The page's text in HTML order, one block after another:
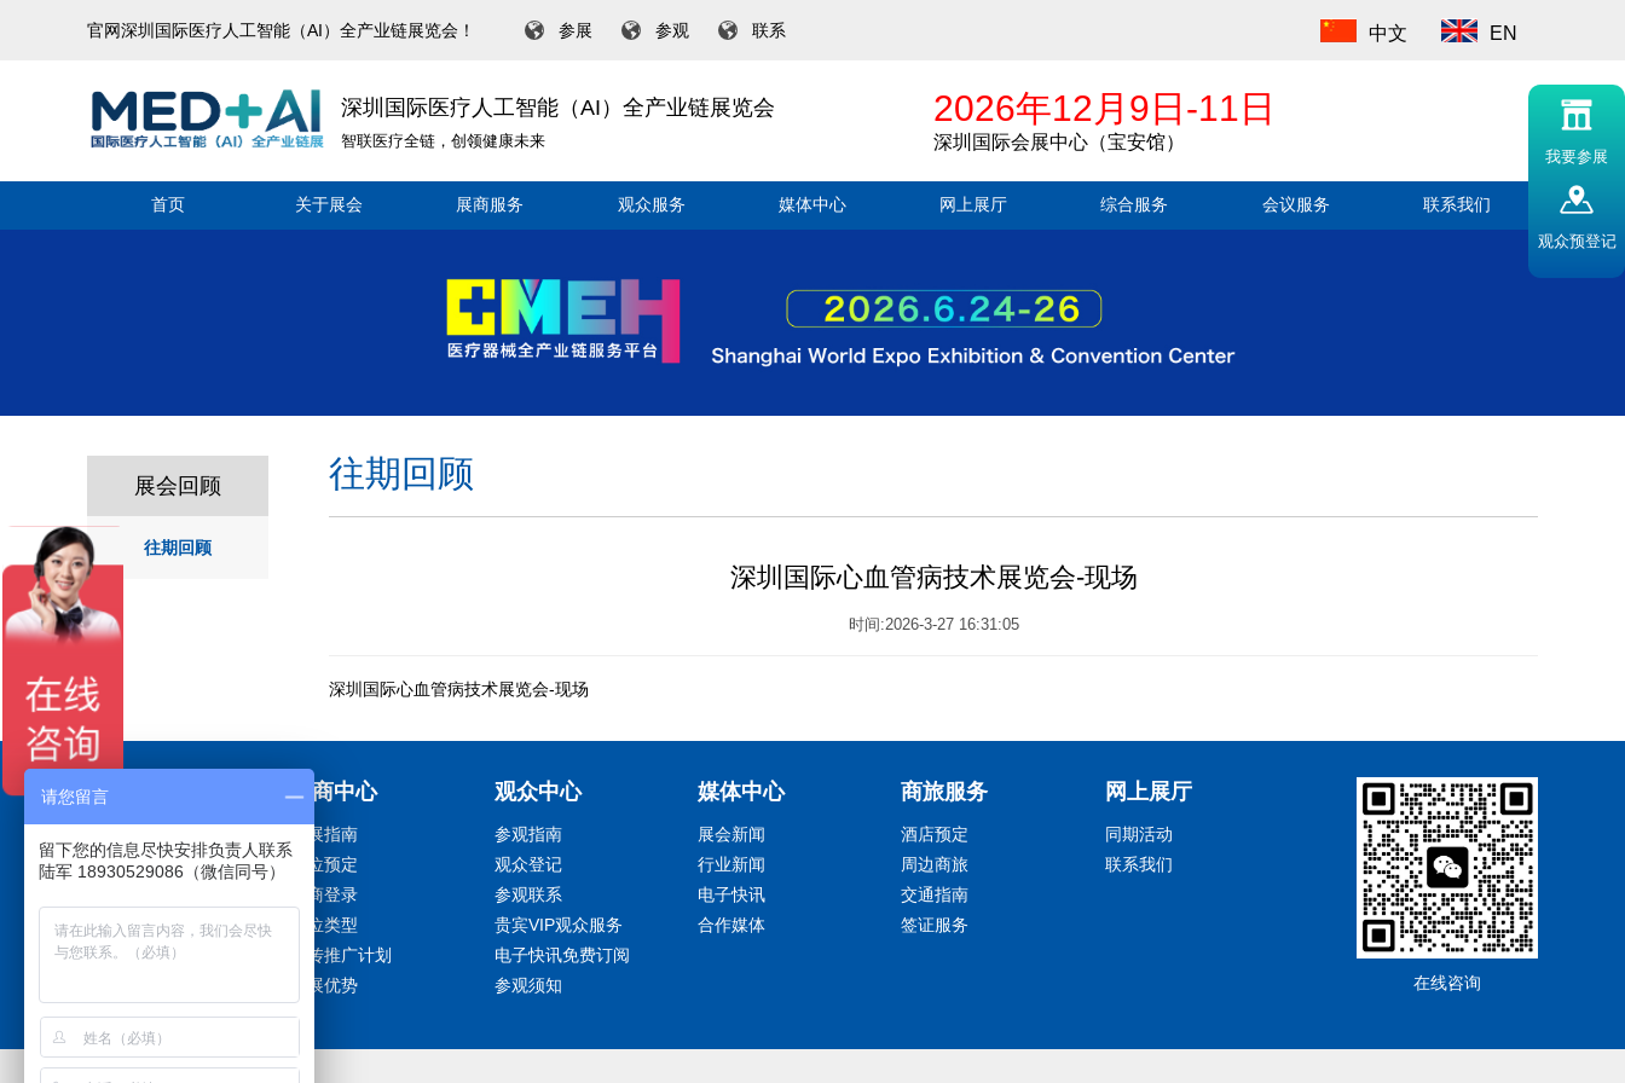
官网深圳国际医疗人工智能（AI）全产业链展览会！ 参展 参观 联系 中文 EN
深圳国际医疗人工智能（AI）全产业链展览会
智联医疗全链，创领健康未来
2026年12月9日-11日
深圳国际会展中心（宝安馆）
首页 关于展会 展商服务 观众服务 媒体中心 网上展厅 综合服务 会议服务 联系我们
展会回顾
往期回顾
往期回顾
深圳国际心血管病技术展览会-现场
时间:2026-3-27 16:31:05
深圳国际心血管病技术展览会-现场
关于展会
主办单位
参展范围
日程安排
展商中心
参展指南
展位预定
展商登录
展位类型
宣传推广计划
参展优势
观众中心
参观指南
观众登记
参观联系
贵宾VIP观众服务
电子快讯免费订阅
参观须知
媒体中心
展会新闻
行业新闻
电子快讯
合作媒体
商旅服务
酒店预定
周边商旅
交通指南
签证服务
网上展厅
同期活动
联系我们
在线咨询
我要参展
观众预登记
请您留言
留下您的信息尽快安排负责人联系
陆军 18930529086（微信同号）